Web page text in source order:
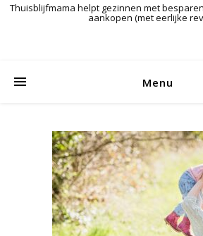
Thuisblijfmama helpt gezinnen met
aankopen (met eerlijke
Menu